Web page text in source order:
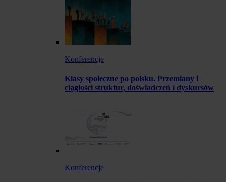
Konferencje
Klasy społeczne po polsku. Przemiany i
ciągłości struktur, doświadczeń i dyskursów
Konferencje